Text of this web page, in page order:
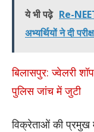
ये भी पढ़े Re-
अभ्यर्थियों ने दी
बिलासपुर: ज्वेलरी
पुलिस जांच में जुटी
विक्रेताओं की प्रमुख